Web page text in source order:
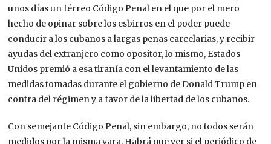
unos días un férreo Código Penal en el que por el mero
hecho de opinar sobre los esbirros en el poder puede
conducir a los cubanos a largas penas carcelarias, y recibir
ayudas del extranjero como opositor, lo mismo, Estados
Unidos premió a esa tiranía con el levantamiento de las
medidas tomadas durante el gobierno de Donald Trump en
contra del régimen y a favor de la libertad de los cubanos.
Con semejante Código Penal, sin embargo, no todos serán
medidos por la misma vara. Habrá que ver si el periódico de